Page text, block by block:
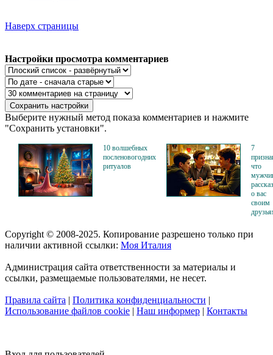
Наверх страницы
Настройки просмотра комментариев
Выберите нужный метод показа комментариев и нажмите
"Сохранить установки".
10 волшебных
посленовогодних
ритуалов
7
что
о вас
своим
Copyright © 2008-2025. Копирование разрешено только при
наличии активной ссылки: Моя Италия
Администрация сайта ответственности за материалы и
ссылки, размещаемые пользователями, не несет.
Правила сайта | Политика конфиденциальности |
Использование файлов cookie | Наш информер | Контакты